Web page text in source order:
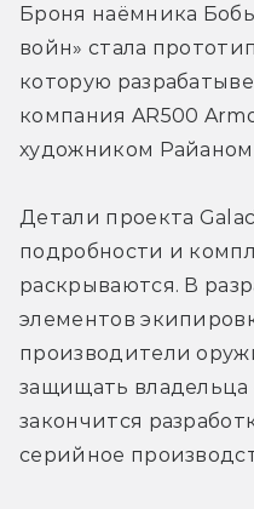
Броня наёмника
войн» стала
которую
компания AR500
художником
Детали проекта
подробности и
раскрываются. В
элементов
производители
защищать владельца
закончится
серийное